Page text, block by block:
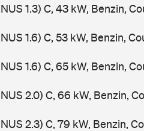
1.3) C, 43 kW, Benzin,
1.6) C, 53 kW, Benzin,
1.6) C, 65 kW, Benzin,
2.0) C, 66 kW, Benzin,
2.3) C, 79 kW, Benzin,